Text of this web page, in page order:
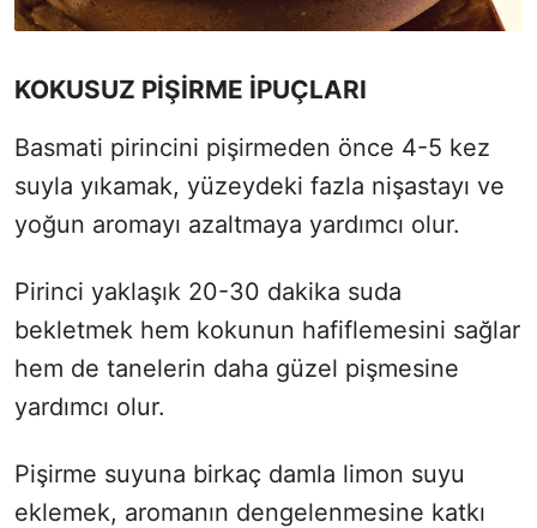
KOKUSUZ PİŞİRME İPUÇLARI
Basmati pirincini pişirmeden önce 4-5 kez
suyla yıkamak, yüzeydeki fazla nişastayı ve
yoğun aromayı azaltmaya yardımcı olur.
Pirinci yaklaşık 20-30 dakika suda
bekletmek hem kokunun hafiflemesini sağlar
hem de tanelerin daha güzel pişmesine
yardımcı olur.
Pişirme suyuna birkaç damla limon suyu
eklemek, aromanın dengelenmesine katkı